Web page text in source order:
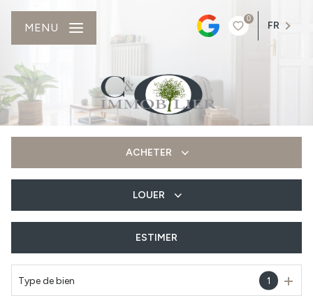
0
FR
MENU
ACHETER
Du neuf
LOUER
ESTIMER
Type de bien 1